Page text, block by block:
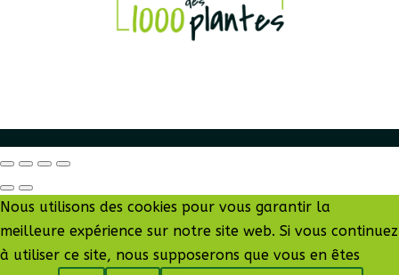
Nous utilisons des cookies pour vous garantir la
meilleure expérience sur notre site web. Si vous continuez
à utiliser ce site, nous supposerons que vous en êtes